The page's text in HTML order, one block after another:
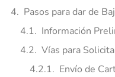
Pasos para dar de
Información
Vías para
Envío de